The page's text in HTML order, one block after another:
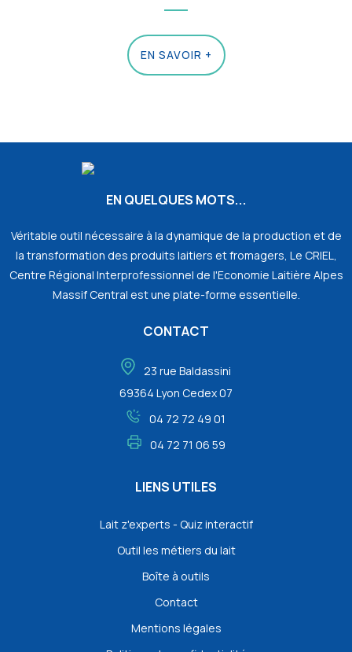
EN SAVOIR +
EN QUELQUES MOTS...
Véritable outil nécessaire à la dynamique de la production et de
la transformation des produits laitiers et fromagers, Le CRIEL,
Centre Régional Interprofessionnel de l'Economie Laitière Alpes
Massif Central est une plate-forme essentielle.
CONTACT
23 rue Baldassini
69364 Lyon Cedex 07
04 72 72 49 01
04 72 71 06 59
LIENS UTILES
Lait z'experts - Quiz interactif
Outil les métiers du lait
Boîte à outils
Contact
Mentions légales